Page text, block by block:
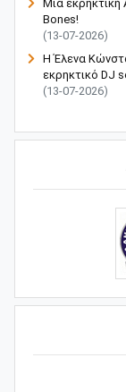
Μια
Bones!
(13-07-2026)
Η Έλενα
εκρηκτικό DJ
(13-07-2026)